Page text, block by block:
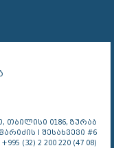
0186, ზურაბ
I შესახვევი #6
(32) 2 200 220 (47 08)